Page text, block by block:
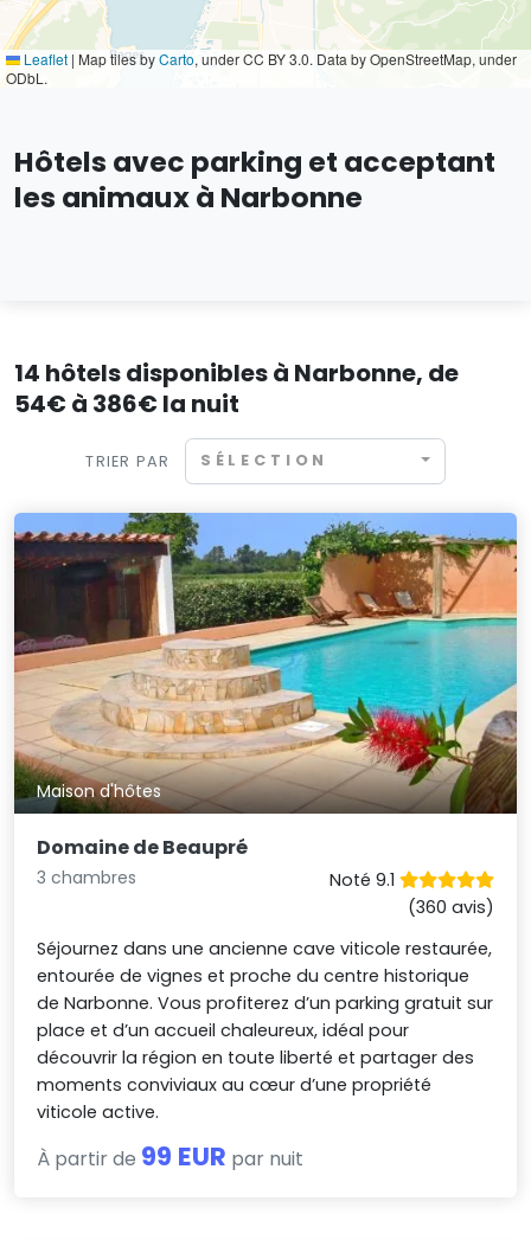
Leaflet | Map tiles byCarto, under CC BY 3.0. Data by OpenStreetMap, under
ODbL.
Hôtels avec parking et acceptant
les animaux à Narbonne
14 hôtels disponibles à Narbonne, de
54€ à 386€ la nuit
TRIER PAR SÉLECTION
Maison d'hôtes
Domaine de Beaupré
3 chambres
Noté 9.1
(360 avis)
Séjournez dans une ancienne cave viticole restaurée,
entourée de vignes et proche du centre historique
de Narbonne. Vous profiterez d’un parking gratuit sur
place et d’un accueil chaleureux, idéal pour
découvrir la région en toute liberté et partager des
moments conviviaux au cœur d’une propriété
viticole active.
À partir de 99 EUR par nuit